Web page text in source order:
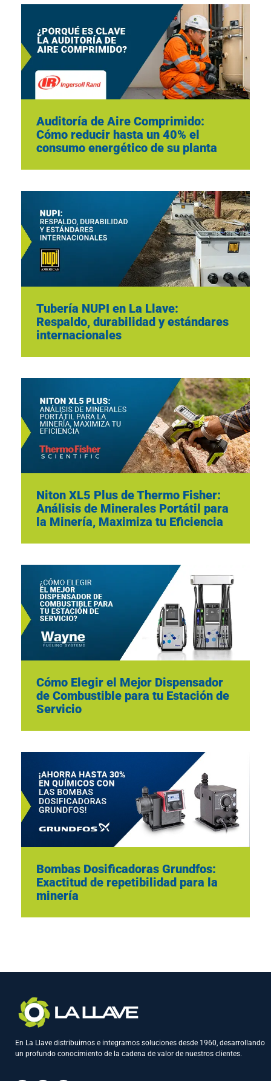
Auditoría de Aire Comprimido:
Cómo reducir hasta un 40% el
consumo energético de su planta
Tubería NUPI en La Llave:
Respaldo, durabilidad y estándares
internacionales
Niton XL5 Plus de Thermo Fisher:
Análisis de Minerales Portátil para
la Minería, Maximiza tu Eficiencia
Cómo Elegir el Mejor Dispensador
de Combustible para tu Estación de
Servicio
Bombas Dosificadoras Grundfos:
Exactitud de repetibilidad para la
minería
En La Llave distribuimos e integramos soluciones desde 1960, desarrollando
un profundo conocimiento de la cadena de valor de nuestros clientes.